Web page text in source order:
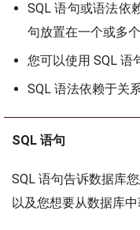
SQL 语句或语法依
句放置在一个或多个
您可以使用 SQL 语
SQL 语法依赖于关
SQL 语句
SQL 语句告诉数据库
以及您想要从数据库中